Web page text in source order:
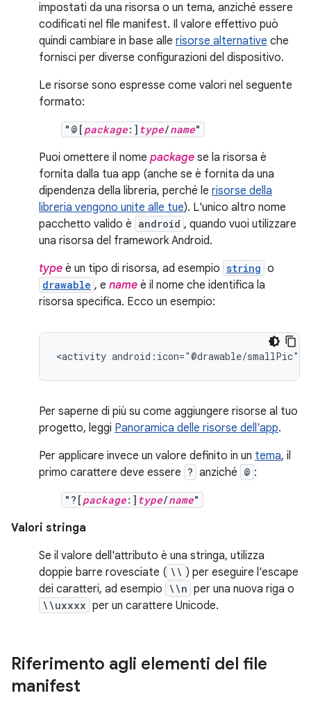
impostati da una risorsa o un tema, anziché essere
codificati nel file manifest. Il valore effettivo può
quindi cambiare in base alle risorse alternative che
fornisci per diverse configurazioni del dispositivo.
Le risorse sono espresse come valori nel seguente
formato:
"@[ package:] type/name"
Puoi omettere il nome package se la risorsa è
fornita dalla tua app (anche se è fornita da una
dipendenza della libreria, perché le risorse della
libreria vengono unite alle tue). L'unico altro nome
pacchetto valido è android , quando vuoi utilizzare
una risorsa del framework Android.
type è un tipo di risorsa, ad esempio string o
drawable , e name è il nome che identifica la
risorsa specifica. Ecco un esempio:
<activity android:icon="@drawable/smallPic"
Per saperne di più su come aggiungere risorse al tuo
progetto, leggi Panoramica delle risorse dell'app.
Per applicare invece un valore definito in un tema, il
primo carattere deve essere ? anziché @ :
"?[ package:] type/name"
Valori stringa
Se il valore dell'attributo è una stringa, utilizza
doppie barre rovesciate ( \\ ) per eseguire l'escape
dei caratteri, ad esempio \\n per una nuova riga o
\\uxxxx per un carattere Unicode.
Riferimento agli elementi del file
manifest